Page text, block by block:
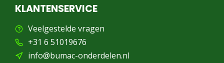
KLANTENSERVICE
Veelgestelde vragen
+31 6 51019676
info@bumac-onderdelen.nl